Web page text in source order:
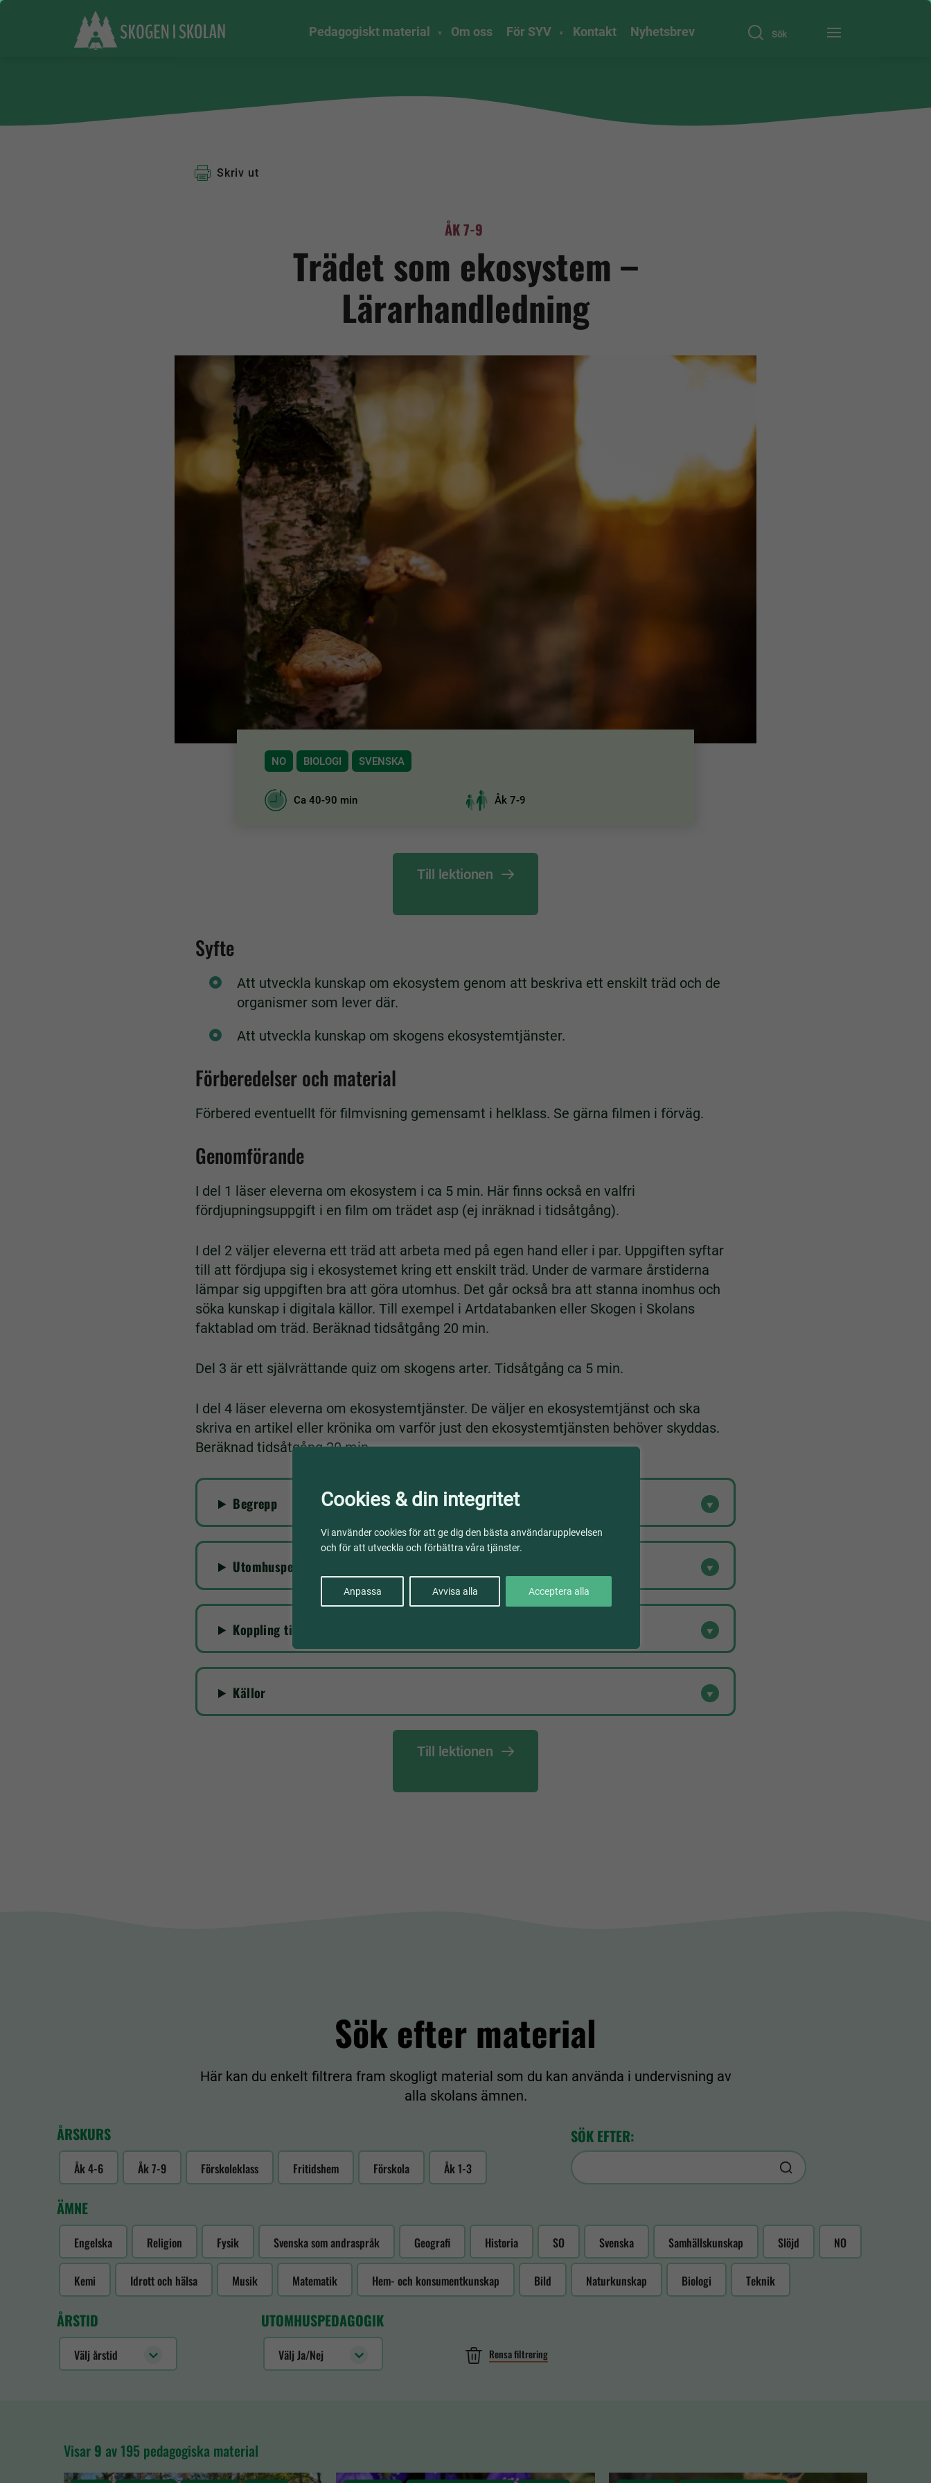
Cookies & din integritet
Vi använder cookies för att ge dig den bästa användarupplevelsen
och för att utveckla och förbättra våra tjänster.
Anpassa Avvisa alla Acceptera alla
Sök
Pedagogiskt material Om oss För SYV Kontakt Nyhetsbrev
Skriv ut
ÅK 7-9
Trädet som ekosystem –
Lärarhandledning
NO BIOLOGI SVENSKA
Ca 40-90 min Åk 7-9
Till lektionen
Syfte
Att utveckla kunskap om ekosystem genom att beskriva ett enskilt träd och de
organismer som lever där.
Att utveckla kunskap om skogens ekosystemtjänster.
Förberedelser och material
Förbered eventuellt för filmvisning gemensamt i helklass. Se gärna filmen i förväg.
Genomförande
I del 1 läser eleverna om ekosystem i ca 5 min. Här finns också en valfri
fördjupningsuppgift i en film om trädet asp (ej inräknad i tidsåtgång).
I del 2 väljer eleverna ett träd att arbeta med på egen hand eller i par. Uppgiften syftar
till att fördjupa sig i ekosystemet kring ett enskilt träd. Under de varmare årstiderna
lämpar sig uppgiften bra att göra utomhus. Det går också bra att stanna inomhus och
söka kunskap i digitala källor. Till exempel i Artdatabanken eller Skogen i Skolans
faktablad om träd. Beräknad tidsåtgång 20 min.
Del 3 är ett självrättande quiz om skogens arter. Tidsåtgång ca 5 min.
I del 4 läser eleverna om ekosystemtjänster. De väljer en ekosystemtjänst och ska
skriva en artikel eller krönika om varför just den ekosystemtjänsten behöver skyddas.
Beräknad tidsåtgång 20 min.
Begrepp
Utomhuspedagogik, variation och fördjupning
Koppling till läroplanen och de globala målen
Källor
Till lektionen
Sök efter material
Här kan du enkelt filtrera fram skogligt material som du kan använda i undervisning av
alla skolans ämnen.
ÅRSKURS
Åk 4-6 Åk 7-9 Förskoleklass Fritidshem Förskola Åk 1-3
SÖK EFTER:
ÄMNE
Engelska Religion Fysik Svenska som andraspråk Geografi Historia SO Svenska Samhällskunskap Slöjd NO
Kemi Idrott och hälsa Musik Matematik Hem- och konsumentkunskap Bild Naturkunskap Biologi Teknik
ÅRSTID
Välj årstid
UTOMHUSPEDAGOGIK
Välj Ja/Nej Rensa filtrering
Visar 9 av 195 pedagogiska material